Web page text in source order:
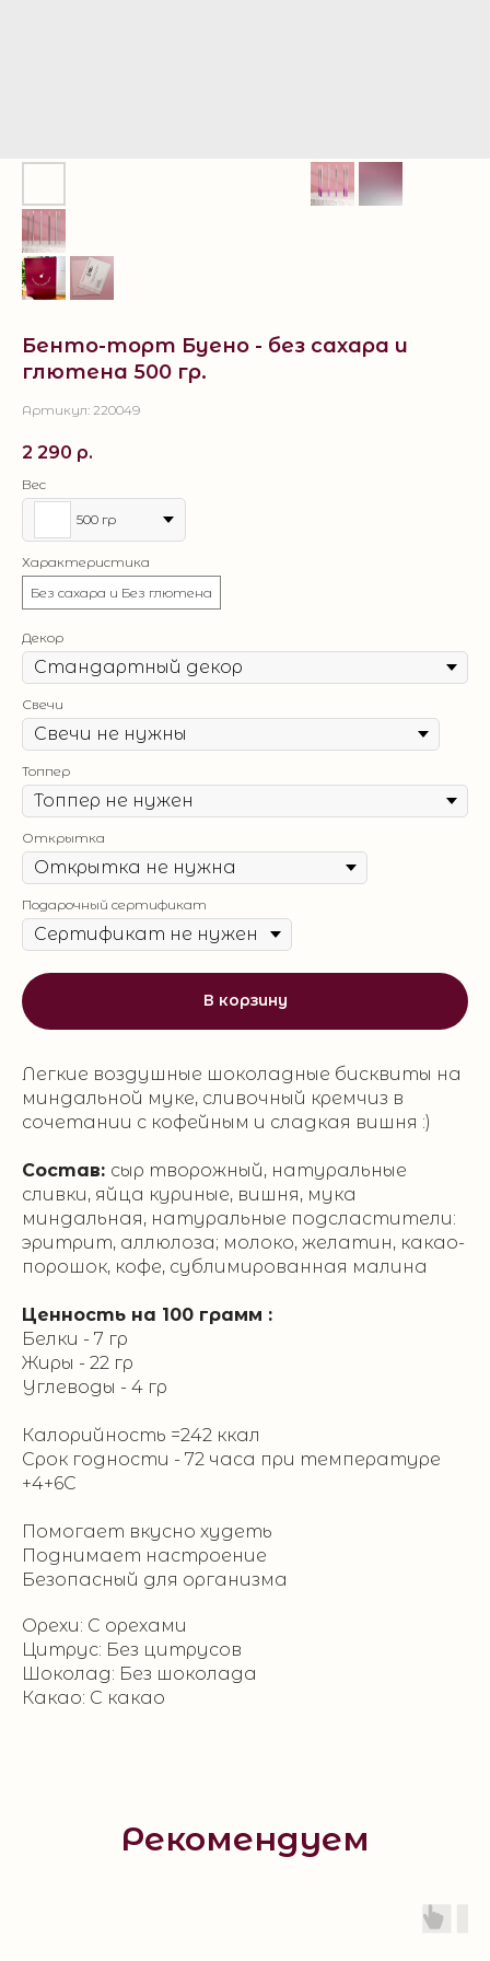
Бенто-торт Буено - без сахара и
глютена 500 гр.
Артикул: 220049
2 290 р.
Вес
500 гр
Характеристика
Без сахара и Без глютена
Декор
Свечи
Топпер
Открытка
Подарочный сертификат
В корзину
Легкие воздушные шоколадные бисквиты на
миндальной муке, сливочный кремчиз в
сочетании с кофейным и сладкая вишня :)
Состав: сыр творожный, натуральные
сливки, яйца куриные, вишня, мука
миндальная, натуральные подсластители:
эритрит, аллюлоза; молоко, желатин, какао-
порошок, кофе, сублимированная малина
Ценность на 100 грамм :
Белки - 7 гр
Жиры - 22 гр
Углеводы - 4 гр
Калорийность =242 ккал
Срок годности - 72 часа при температуре
+4+6С
Помогает вкусно худеть
Поднимает настроение
Безопасный для организма
Орехи: С орехами
Цитрус: Без цитрусов
Шоколад: Без шоколада
Какао: С какао
Рекомендуем